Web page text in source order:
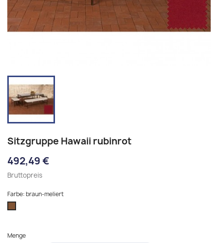
Sitzgruppe Hawaii rubinrot
492,49 €
Bruttopreis
Farbe: braun-meliert
braun-
Menge